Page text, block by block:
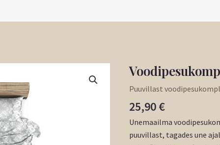
Puuvillast
25,90€
Unemaailma
puuvillast, tagades une
Voodipesukomplekt
Ornament"
kogus